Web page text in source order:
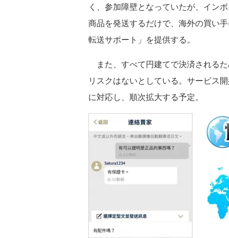
く、参加障壁となっていたが、イン
商品を発送するだけで、海外の買い
転送サポート」を提供する。
また、すべて円建てで決済される
リスクはないとしている。サービス
に対応し、順次拡大する予定。